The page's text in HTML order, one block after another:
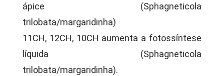
ápice (Sphagneticola
trilobata/margaridinha)
11CH, 12CH, 10CH aumenta a fotossíntese
líquida (Sphagneticola
trilobata/margaridinha).